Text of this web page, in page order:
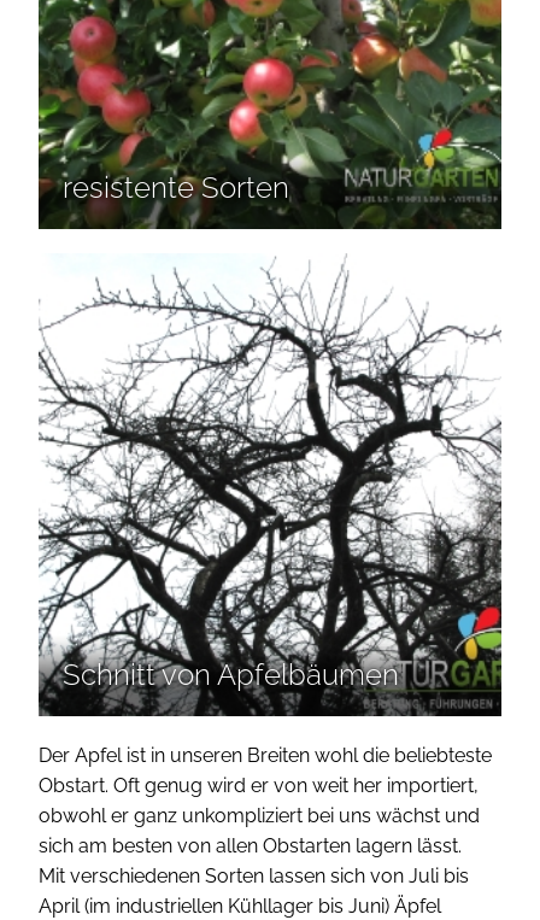
resistente Sorten
Schnitt von Apfelbäumen
Der Apfel ist in unseren Breiten wohl die beliebteste
Obstart. Oft genug wird er von weit her importiert,
obwohl er ganz unkompliziert bei uns wächst und
sich am besten von allen Obstarten lagern lässt.
Mit verschiedenen Sorten lassen sich von Juli bis
April (im industriellen Kühllager bis Juni) Äpfel